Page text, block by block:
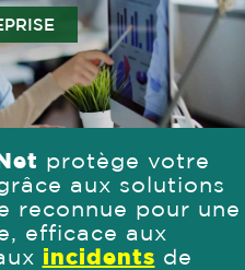
protège votre
aux solutions
reconnue pour une
efficace aux
incidents de